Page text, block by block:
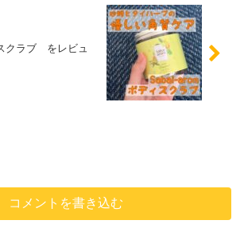
クラブ をレビュ
コメントを書き込む